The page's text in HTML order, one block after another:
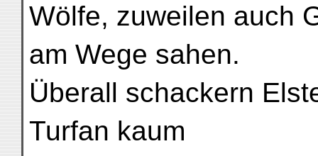
Wölfe, zuweilen auch
am Wege sahen.
Überall schackern
Turfan kaum